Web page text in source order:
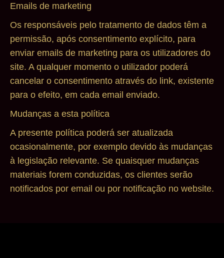
Emails de marketing
Os responsáveis pelo tratamento de dados têm a
permissão, após consentimento explícito, para
enviar emails de marketing para os utilizadores do
site. A qualquer momento o utilizador poderá
cancelar o consentimento através do link, existente
para o efeito, em cada email enviado.
Mudanças a esta política
A presente política poderá ser atualizada
ocasionalmente, por exemplo devido às mudanças
à legislação relevante. Se quaisquer mudanças
materiais forem conduzidas, os clientes serão
notificados por email ou por notificação no website.